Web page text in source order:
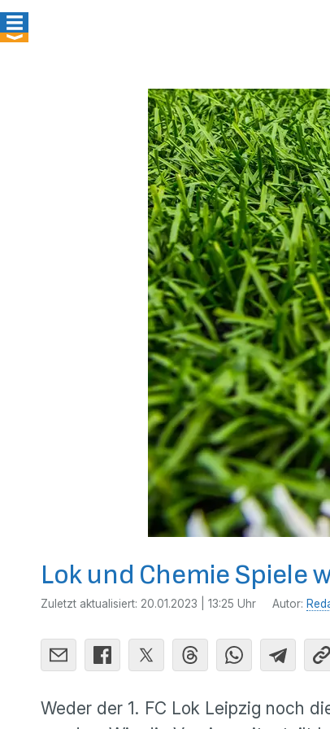
Lok und Chemie Spiele
Zuletzt aktualisiert: 20.01.2023 | 13:25 Uhr Autor:
Weder der 1. FC Lok Leipzig noch